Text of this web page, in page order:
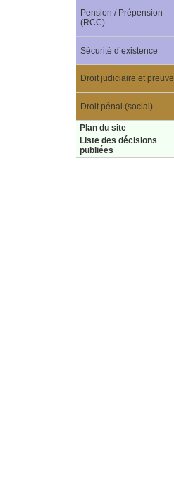
Pension / Prépension
(RCC)
Sécurité d’existence
Droit judiciaire et preuve
Droit pénal (social)
Plan du site
Liste des décisions
publiées